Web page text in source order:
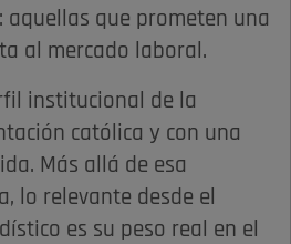
aquellas que prometen una
al mercado laboral.
institucional de la
católica y con una
Más allá de esa
lo relevante desde el
es su peso real en el